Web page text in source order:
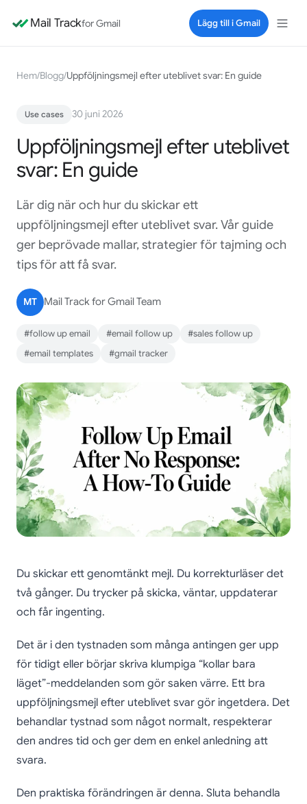
Mail Trackfor Gmail Lägg till i Gmail
Hem/Blogg/Uppföljningsmejl efter uteblivet svar: En guide
Use cases 30 juni 2026
Uppföljningsmejl efter uteblivet
svar: En guide
Lär dig när och hur du skickar ett
uppföljningsmejl efter uteblivet svar. Vår guide
ger beprövade mallar, strategier för tajming och
tips för att få svar.
MT Mail Track for Gmail Team
#follow up email #email follow up
#sales follow up
#email templates
#gmail tracker
Du skickar ett genomtänkt mejl. Du korrekturläser det
två gånger. Du trycker på skicka, väntar, uppdaterar
och får ingenting.
Det är i den tystnaden som många antingen ger upp
för tidigt eller börjar skriva klumpiga “kollar bara
läget”-meddelanden som gör saken värre. Ett bra
uppföljningsmejl efter uteblivet svar gör ingetdera. Det
behandlar tystnad som något normalt, respekterar
den andres tid och ger dem en enkel anledning att
svara.
Den praktiska förändringen är denna. Sluta behandla